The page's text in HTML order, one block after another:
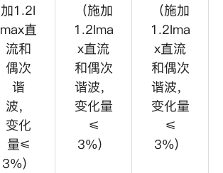
加1.2I
max直
流和
偶次
谐
波，
变化
量≤
3%）
（施加
1.2Ima
x直流
和偶次
谐波，
变化量
≤
3%）
（施加
1.2Ima
x直流
和偶次
谐波，
变化量
≤
3%）